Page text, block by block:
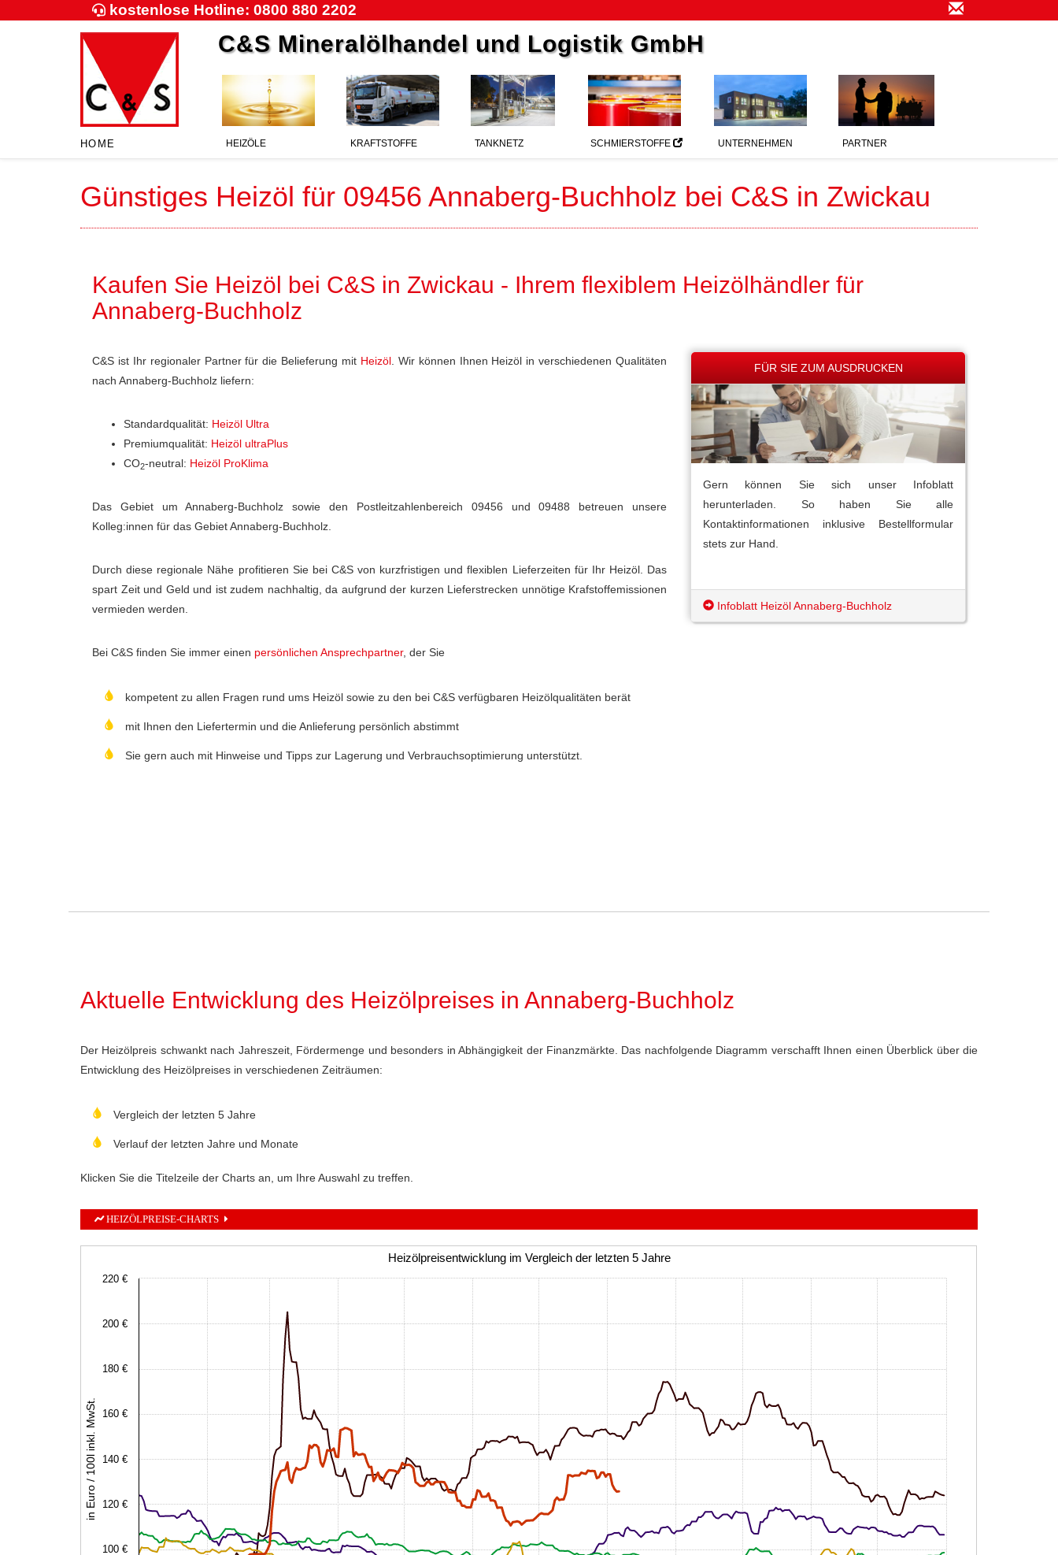
kostenlose Hotline: 0800 880 2202
HOME
C&S Mineralölhandel und Logistik GmbH
HEIZÖLE KRAFTSTOFFE TANKNETZ SCHMIERSTOFFE UNTERNEHMEN PARTNER
Günstiges Heizöl für 09456 Annaberg-Buchholz bei C&S in Zwickau
Kaufen Sie Heizöl bei C&S in Zwickau - Ihrem flexiblem Heizölhändler für
Annaberg-Buchholz
C&S ist Ihr regionaler Partner für die Belieferung mit Heizöl. Wir können Ihnen Heizöl in verschiedenen Qualitäten
nach Annaberg-Buchholz liefern:
Standardqualität: Heizöl Ultra
Premiumqualität: Heizöl ultraPlus
CO2-neutral: Heizöl ProKlima
Das Gebiet um Annaberg-Buchholz sowie den Postleitzahlenbereich 09456 und 09488 betreuen unsere
Kolleg:innen für das Gebiet Annaberg-Buchholz.
Durch diese regionale Nähe profitieren Sie bei C&S von kurzfristigen und flexiblen Lieferzeiten für Ihr Heizöl. Das
spart Zeit und Geld und ist zudem nachhaltig, da aufgrund der kurzen Lieferstrecken unnötige Krafstoffemissionen
vermieden werden.
Bei C&S finden Sie immer einen persönlichen Ansprechpartner, der Sie
kompetent zu allen Fragen rund ums Heizöl sowie zu den bei C&S verfügbaren Heizölqualitäten berät
mit Ihnen den Liefertermin und die Anlieferung persönlich abstimmt
Sie gern auch mit Hinweise und Tipps zur Lagerung und Verbrauchsoptimierung unterstützt.
FÜR SIE ZUM AUSDRUCKEN
Gern können Sie sich unser Infoblatt
herunterladen. So haben Sie alle
Kontaktinformationen inklusive Bestellformular
stets zur Hand.
Infoblatt Heizöl Annaberg-Buchholz
Aktuelle Entwicklung des Heizölpreises in Annaberg-Buchholz
Der Heizölpreis schwankt nach Jahreszeit, Fördermenge und besonders in Abhängigkeit der Finanzmärkte. Das nachfolgende Diagramm verschafft Ihnen einen Überblick über die
Entwicklung des Heizölpreises in verschiedenen Zeiträumen:
Vergleich der letzten 5 Jahre
Verlauf der letzten Jahre und Monate
Klicken Sie die Titelzeile der Charts an, um Ihre Auswahl zu treffen.